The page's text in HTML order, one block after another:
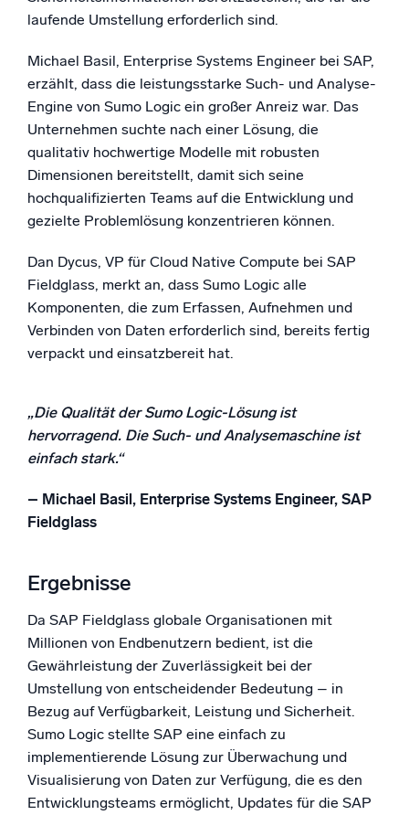
laufende Umstellung erforderlich sind.
Michael Basil, Enterprise Systems Engineer bei SAP,
erzählt, dass die leistungsstarke Such- und Analyse-
Engine von Sumo Logic ein großer Anreiz war. Das
Unternehmen suchte nach einer Lösung, die
qualitativ hochwertige Modelle mit robusten
Dimensionen bereitstellt, damit sich seine
hochqualifizierten Teams auf die Entwicklung und
gezielte Problemlösung konzentrieren können.
Dan Dycus, VP für Cloud Native Compute bei SAP
Fieldglass, merkt an, dass Sumo Logic alle
Komponenten, die zum Erfassen, Aufnehmen und
Verbinden von Daten erforderlich sind, bereits fertig
verpackt und einsatzbereit hat.
„Die Qualität der Sumo Logic-Lösung ist
hervorragend. Die Such- und Analysemaschine ist
einfach stark.“
– Michael Basil, Enterprise Systems Engineer, SAP
Fieldglass
Ergebnisse
Da SAP Fieldglass globale Organisationen mit
Millionen von Endbenutzern bedient, ist die
Gewährleistung der Zuverlässigkeit bei der
Umstellung von entscheidender Bedeutung – in
Bezug auf Verfügbarkeit, Leistung und Sicherheit.
Sumo Logic stellte SAP eine einfach zu
implementierende Lösung zur Überwachung und
Visualisierung von Daten zur Verfügung, die es den
Entwicklungsteams ermöglicht, Updates für die SAP